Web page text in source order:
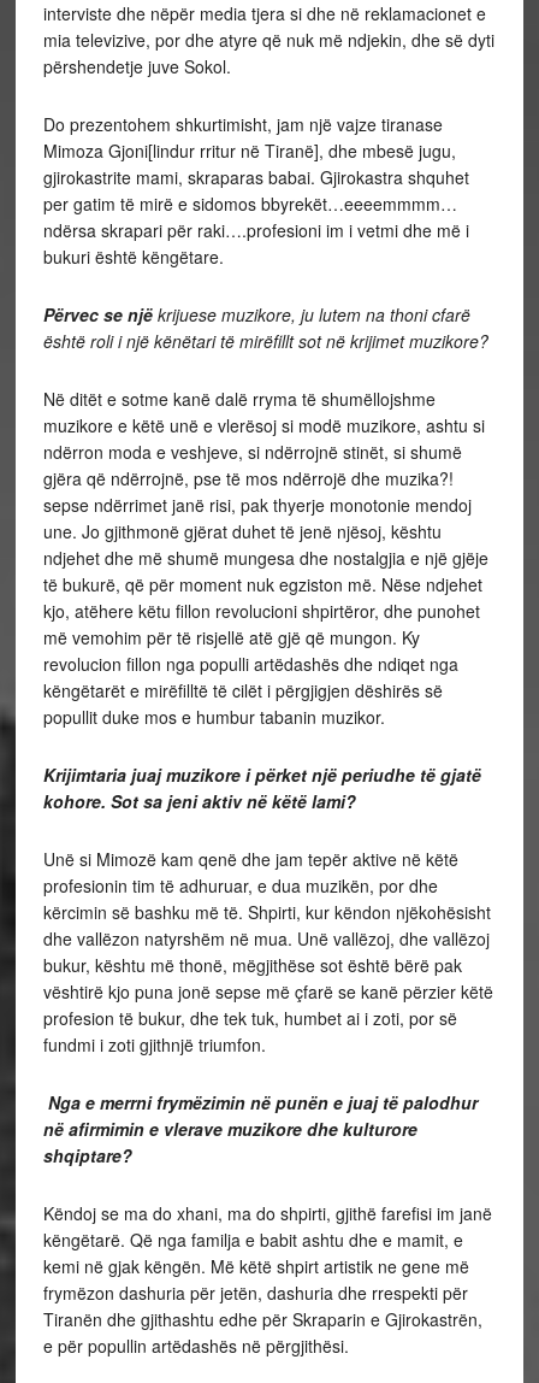
interviste dhe nëpër media tjera si dhe në reklamacionet e
mia televizive, por dhe atyre që nuk më ndjekin, dhe së dyti
përshendetje juve Sokol.
Do prezentohem shkurtimisht, jam një vajze tiranase
Mimoza Gjoni[lindur rritur në Tiranë], dhe mbesë jugu,
gjirokastrite mami, skraparas babai. Gjirokastra shquhet
per gatim të mirë e sidomos bbyrekët…eeeemmmm…
ndërsa skrapari për raki….profesioni im i vetmi dhe më i
bukuri është këngëtare.
Përvec se një krijuese muzikore, ju lutem na thoni cfarë
është roli i një kënëtari të mirëfillt sot në krijimet muzikore?
Në ditët e sotme kanë dalë rryma të shumëllojshme
muzikore e këtë unë e vlerësoj si modë muzikore, ashtu si
ndërron moda e veshjeve, si ndërrojnë stinët, si shumë
gjëra që ndërrojnë, pse të mos ndërrojë dhe muzika?!
sepse ndërrimet janë risi, pak thyerje monotonie mendoj
une. Jo gjithmonë gjërat duhet të jenë njësoj, kështu
ndjehet dhe më shumë mungesa dhe nostalgjia e një gjëje
të bukurë, që për moment nuk egziston më. Nëse ndjehet
kjo, atëhere këtu fillon revolucioni shpirtëror, dhe punohet
më vemohim për të risjellë atë gjë që mungon. Ky
revolucion fillon nga populli artëdashës dhe ndiqet nga
këngëtarët e mirëfilltë të cilët i përgjigjen dëshirës së
popullit duke mos e humbur tabanin muzikor.
Krijimtaria juaj muzikore i përket një periudhe të gjatë
kohore. Sot sa jeni aktiv në këtë lami?
Unë si Mimozë kam qenë dhe jam tepër aktive në këtë
profesionin tim të adhuruar, e dua muzikën, por dhe
kërcimin së bashku më të. Shpirti, kur këndon njëkohësisht
dhe vallëzon natyrshëm në mua. Unë vallëzoj, dhe vallëzoj
bukur, kështu më thonë, mëgjithëse sot është bërë pak
vështirë kjo puna jonë sepse më çfarë se kanë përzier këtë
profesion të bukur, dhe tek tuk, humbet ai i zoti, por së
fundmi i zoti gjithnjë triumfon.
Nga e merrni frymëzimin në punën e juaj të palodhur
në afirmimin e vlerave muzikore dhe kulturore
shqiptare?
Këndoj se ma do xhani, ma do shpirti, gjithë farefisi im janë
këngëtarë. Që nga familja e babit ashtu dhe e mamit, e
kemi në gjak këngën. Më këtë shpirt artistik ne gene më
frymëzon dashuria për jetën, dashuria dhe rrespekti për
Tiranën dhe gjithashtu edhe për Skraparin e Gjirokastrën,
e për popullin artëdashës në përgjithësi.